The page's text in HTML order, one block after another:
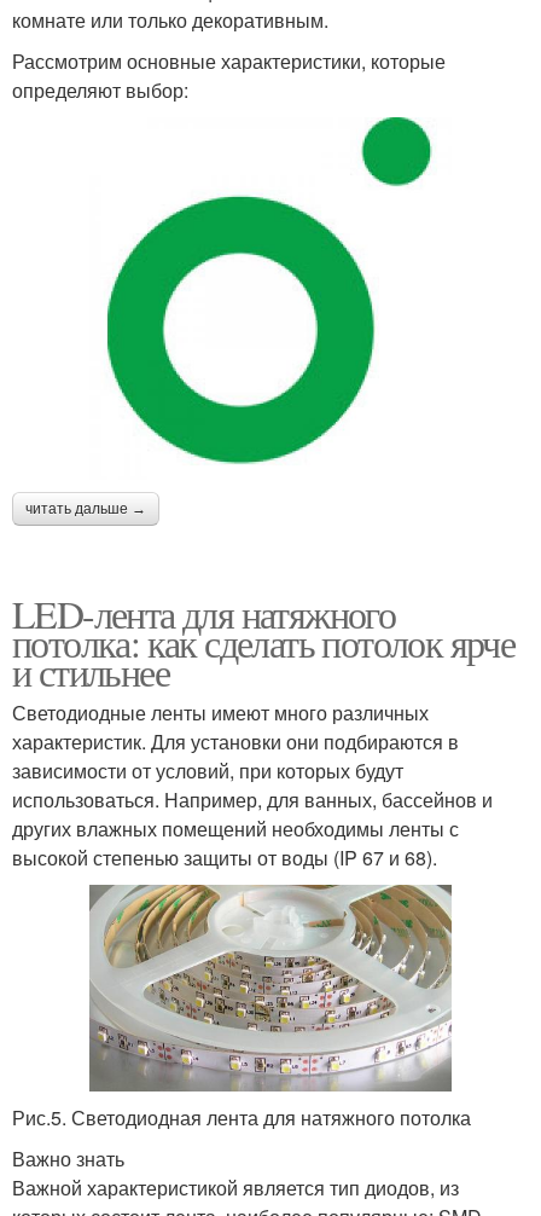
комнате или только декоративным.
Рассмотрим основные характеристики, которые
определяют выбор:
читать дальше →
LED-лента для натяжного
потолка: как сделать потолок ярче
и стильнее
Светодиодные ленты имеют много различных
характеристик. Для установки они подбираются в
зависимости от условий, при которых будут
использоваться. Например, для ванных, бассейнов и
других влажных помещений необходимы ленты с
высокой степенью защиты от воды (IP 67 и 68).
Рис.5. Светодиодная лента для натяжного потолка
Важно знать
Важной характеристикой является тип диодов, из